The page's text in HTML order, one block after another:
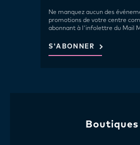
Ne manquez aucun des
promotions de votre centre
abonnant à l'infolettre du Mail
S'ABONNER
Boutiques